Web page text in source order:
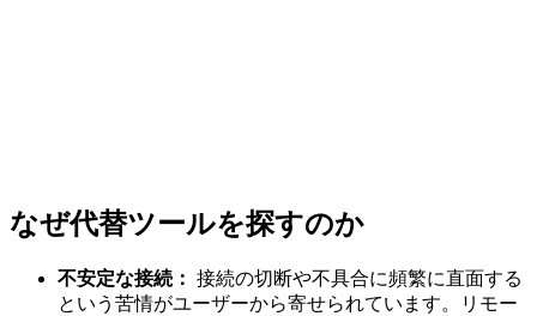
なぜ代替ツールを探すのか
不安定な接続： 接続の切断や不具合に頻繁に直面する
という苦情がユーザーから寄せられています。リモー